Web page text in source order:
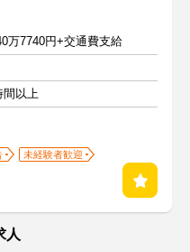
万7740円+交通費支給
間以上
未経験者歓迎
人